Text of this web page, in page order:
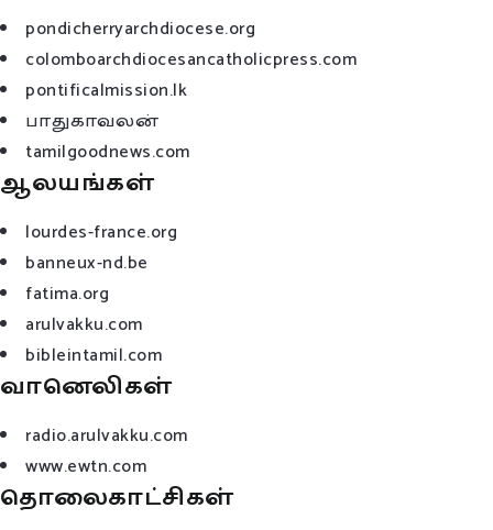
pondicherryarchdiocese.org
colomboarchdiocesancatholicpress.com
pontificalmission.lk
பாதுகாவலன்
tamilgoodnews.com
ஆலயங்கள்
lourdes-france.org
banneux-nd.be
fatima.org
arulvakku.com
bibleintamil.com
வானெலிகள்
radio.arulvakku.com
www.ewtn.com
தொலைகாட்சிகள்